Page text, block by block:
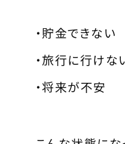
・貯金できない
・旅行に行けな
・将来が不安